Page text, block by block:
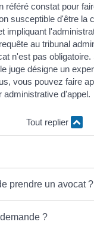
référé constat pour
susceptible d'être la
impliquant
au tribunal
n'est pas obligatoire.
juge désigne un
vous pouvez faire
administrative d'appel.
Tout replier
prendre un avocat ?
?